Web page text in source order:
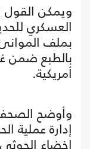
ويمكن القول
العسكري
بملف
بالطبع ضمن
أمريكية.
وأوضح
إدارة عملية
إخضاع